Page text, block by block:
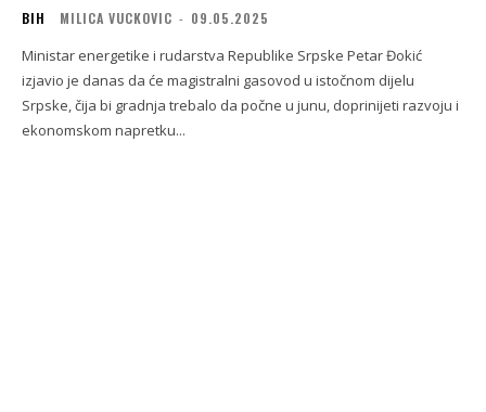
BIH MILICA VUCKOVIC - 09.05.2025
Ministar energetike i rudarstva Republike Srpske Petar Đokić
izjavio je danas da će magistralni gasovod u istočnom dijelu
Srpske, čija bi gradnja trebalo da počne u junu, doprinijeti razvoju i
ekonomskom napretku...